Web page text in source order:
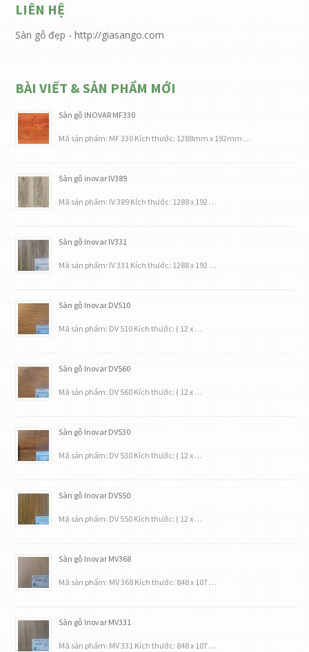
LIÊN HỆ
Sàn gỗ đẹp - http://giasango.com
BÀI VIẾT & SẢN PHẨM MỚI
Sàn gỗ INOVAR MF330
Mã sản phẩm: MF 330 Kích thước: 1288mm x 192mm …
Sàn gỗ inovar IV389
Mã sản phẩm: IV 389 Kích thước: 1288 x 192 …
Sàn gỗ Inovar IV331
Mã sản phẩm: IV 331 Kích thước: 1288 x 192 …
Sàn gỗ Inovar DV510
Mã sản phẩm: DV 510 Kích thước: ( 12 x …
Sàn gỗ Inovar DV560
Mã sản phẩm: DV 560 Kích thước: ( 12 x …
Sàn gỗ Inovar DV530
Mã sản phẩm: DV 530 Kích thước: ( 12 x …
Sàn gỗ Inovar DV550
Mã sản phẩm: DV 550 Kích thước: ( 12 x …
Sàn gỗ Inovar MV368
Mã sản phẩm: MV 368 Kích thước: 848 x 107 …
Sàn gỗ Inovar MV331
Mã sản phẩm: MV 331 Kích thước: 848 x 107 …